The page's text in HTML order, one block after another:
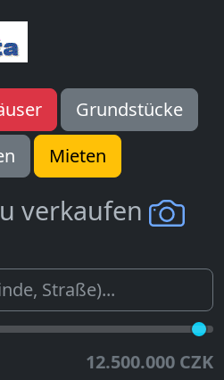
Grundstücke
Mieten
verkaufen
12.500.000 CZK